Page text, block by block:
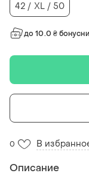
42 / XL / 50
до 10.0 ₴
0 В
Описание